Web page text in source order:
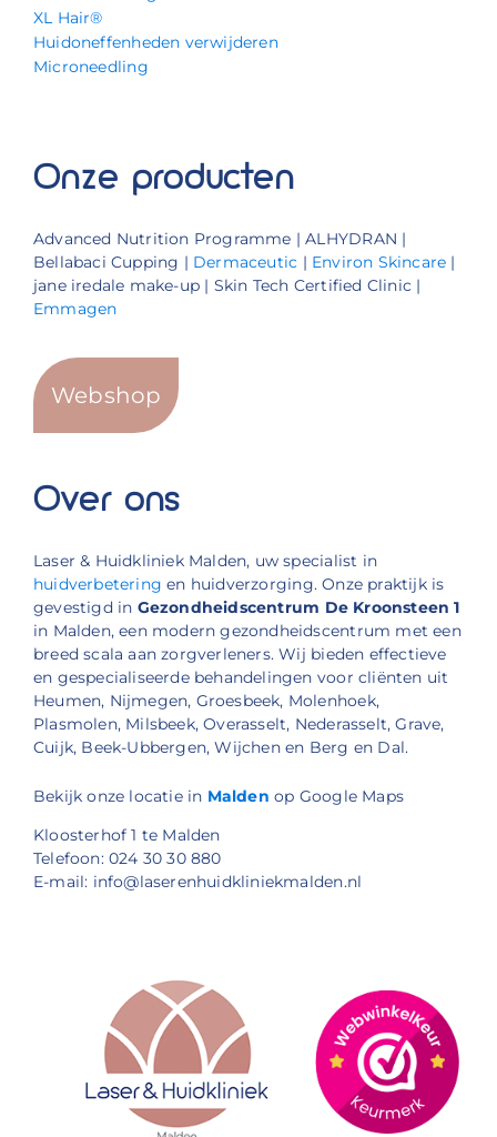
XL Hair®
Huidoneffenheden verwijderen
Microneedling
Onze producten
Advanced Nutrition Programme | ALHYDRAN |
Bellabaci Cupping | Dermaceutic | Environ Skincare |
jane iredale make-up | Skin Tech Certified Clinic |
Emmagen
Webshop
Over ons
Laser & Huidkliniek Malden, uw specialist in
huidverbetering en huidverzorging. Onze praktijk is
gevestigd in Gezondheidscentrum De Kroonsteen 1
in Malden, een modern gezondheidscentrum met een
breed scala aan zorgverleners. Wij bieden effectieve
en gespecialiseerde behandelingen voor cliënten uit
Heumen, Nijmegen, Groesbeek, Molenhoek,
Plasmolen, Milsbeek, Overasselt, Nederasselt, Grave,
Cuijk, Beek-Ubbergen, Wijchen en Berg en Dal.
Bekijk onze locatie in Malden op Google Maps
Kloosterhof 1 te Malden
Telefoon: 024 30 30 880
E-mail: info@laserenhuidkliniekmalden.nl